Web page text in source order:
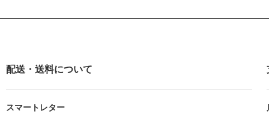
配送・送料について
スマートレター